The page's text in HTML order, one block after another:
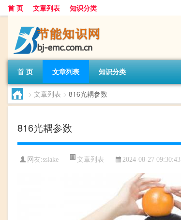
首 页 文章列表 知识分类
首 页 文章列表 知识分类
> 文章列表 > 816光耦参数
816光耦参数
网友:sslake 文章列表 2024-08-27 09:30:43